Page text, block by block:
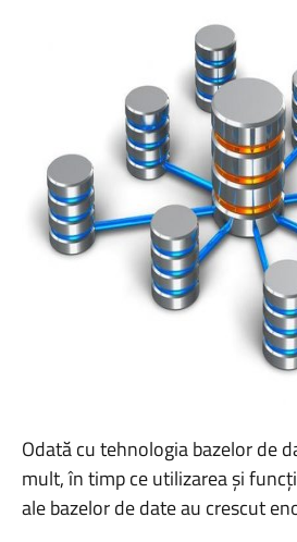
Odată cu tehnologia bazelor de
mult, în timp ce utilizarea și
ale bazelor de date au crescut